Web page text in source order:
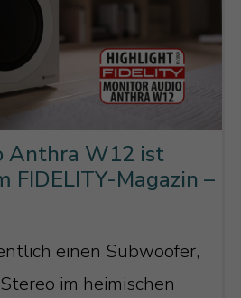
Anthra W12 ist
FIDELITY-Magazin –
einen Subwoofer,
im heimischen